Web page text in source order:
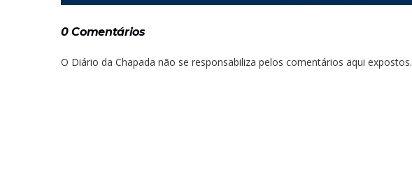
0 Comentários
O Diário da Chapada não se responsabiliza pelos comentários aqui expostos.